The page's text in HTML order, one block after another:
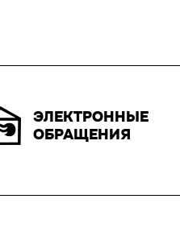
ЭЛЕКТРОННЫЕ
ОБРАЩЕНИЯ